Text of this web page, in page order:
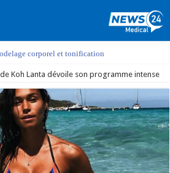
corporel et tonification
Koh Lanta dévoile son programme intense